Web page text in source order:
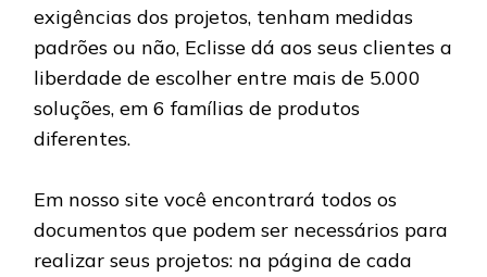
exigências dos projetos, tenham medidas
padrões ou não, Eclisse dá aos seus clientes a
liberdade de escolher entre mais de 5.000
soluções, em 6 famílias de produtos
diferentes.
Em nosso site você encontrará todos os
documentos que podem ser necessários para
realizar seus projetos: na página de cada